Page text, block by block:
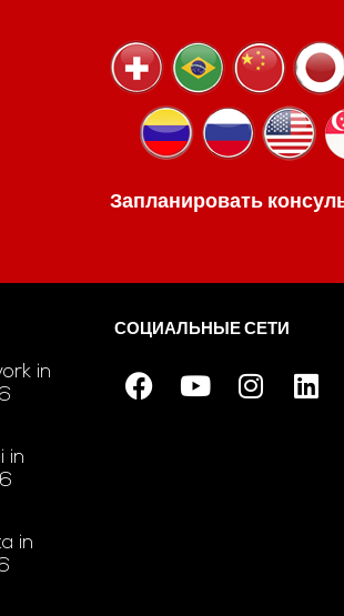
Запланировать
in
in
in
СОЦИАЛЬНЫЕ СЕТИ